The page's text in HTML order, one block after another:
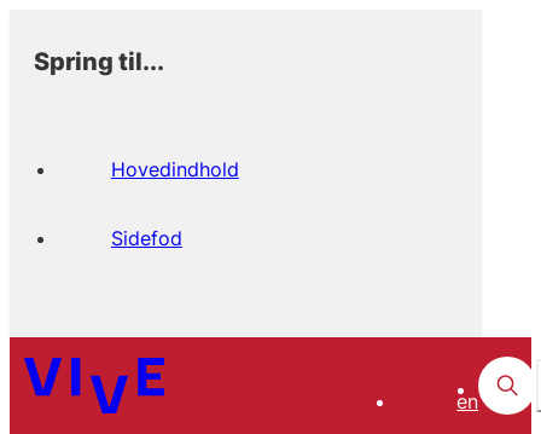
Spring til...
Hovedindhold
Sidefod
en